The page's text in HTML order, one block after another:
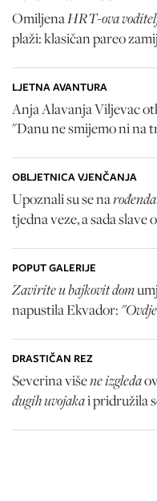
OmiljenaHRT-ova
plaži: klasičan pareo
LJETNA AVANTURA
Anja Alavanja Viljevac
"Danu ne smijemo ni na
OBLJETNICA VJENČANJA
Upoznali su se na
tjedna veze, a sada slave
POPUT GALERIJE
Zavirite u bajkovit dom
napustila Ekvador:
DRASTIČAN REZ
Severina višene izgleda
dugih uvojakai pridružila